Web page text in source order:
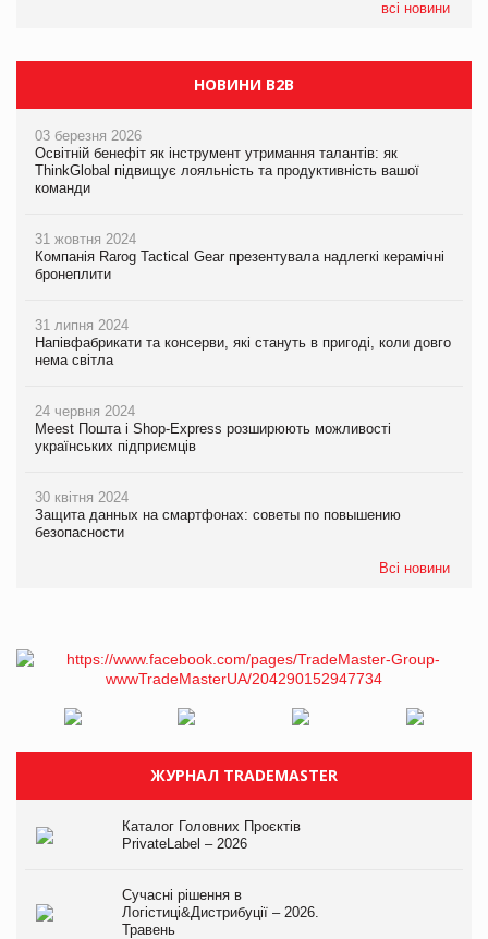
всі новини
НОВИНИ B2B
03 березня 2026
Освітній бенефіт як інструмент утримання талантів: як
ThinkGlobal підвищує лояльність та продуктивність вашої
команди
31 жовтня 2024
Компанія Rarog Tactical Gear презентувала надлегкі керамічні
бронеплити
31 липня 2024
Напівфабрикати та консерви, які стануть в пригоді, коли довго
нема світла
24 червня 2024
Meest Пошта і Shop-Express розширюють можливості
українських підприємців
30 квітня 2024
Защита данных на смартфонах: советы по повышению
безопасности
Всі новини
ЖУРНАЛ TRADEMASTER
Каталог Головних Проєктів
PrivateLabel – 2026
Сучасні рішення в
Логістиці&Дистрибуції – 2026.
Травень